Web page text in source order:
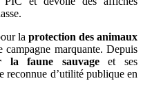
la protection des animaux
campagne marquante. Depuis
la faune sauvageet ses
reconnue d’utilité publique en